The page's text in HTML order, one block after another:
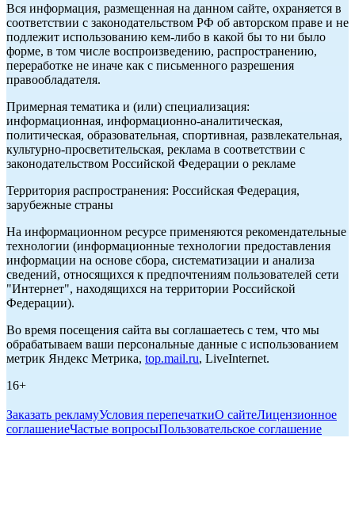
Вся информация, размещенная на данном сайте, охраняется в
соответствии с законодательством РФ об авторском праве и не
подлежит использованию кем-либо в какой бы то ни было
форме, в том числе воспроизведению, распространению,
переработке не иначе как с письменного разрешения
правообладателя.
Примерная тематика и (или) специализация:
информационная, информационно-аналитическая,
политическая, образовательная, спортивная, развлекательная,
культурно-просветительская, реклама в соответствии с
законодательством Российской Федерации о рекламе
Территория распространения: Российская Федерация,
зарубежные страны
На информационном ресурсе применяются рекомендательные
технологии (информационные технологии предоставления
информации на основе сбора, систематизации и анализа
сведений, относящихся к предпочтениям пользователей сети
"Интернет", находящихся на территории Российской
Федерации).
Во время посещения сайта вы соглашаетесь с тем, что мы
обрабатываем ваши персональные данные с использованием
метрик Яндекс Метрика, top.mail.ru, LiveInternet.
16+
Заказать рекламуУсловия перепечаткиО сайтеЛицензионное
соглашениеЧастые вопросыПользовательское соглашение